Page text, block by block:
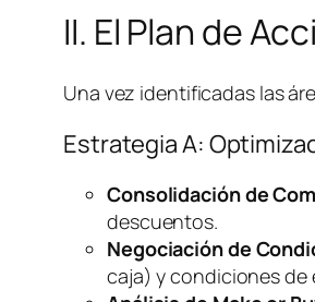
II. El Plan de
Una vez identificadas las
Estrategia A:
Consolidación de
descuentos.
Negociación de
caja) y condiciones